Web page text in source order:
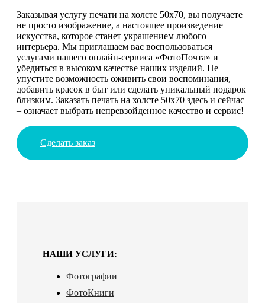
Заказывая услугу печати на холсте 50х70, вы получаете
не просто изображение, а настоящее произведение
искусства, которое станет украшением любого
интерьера. Мы приглашаем вас воспользоваться
услугами нашего онлайн-сервиса «ФотоПочта» и
убедиться в высоком качестве наших изделий. Не
упустите возможность оживить свои воспоминания,
добавить красок в быт или сделать уникальный подарок
близким. Заказать печать на холсте 50х70 здесь и сейчас
– означает выбрать непревзойденное качество и сервис!
Сделать заказ
НАШИ УСЛУГИ:
Фотографии
ФотоКниги